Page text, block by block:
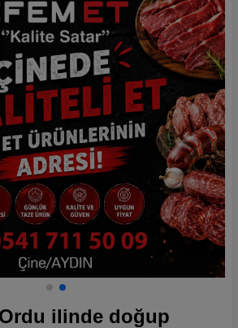
ilinde doğup